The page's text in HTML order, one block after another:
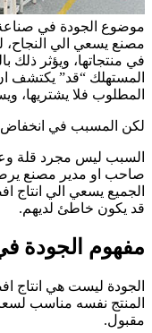
موضوع الجودة في
مصنع يسعي الي النجاح،
في منتجاتها، ويؤثر ذلك
المستهلك “قد” يكتشف
المطلوب فلا يشتريها،
لكن المسبب في انخفاض
السبب ليس مجرد قلة
صاحب او مدير مصنع
الجميع يسعي الي
قد يكون خاطئ لديهم.
مفهوم الجودة
الجودة ليست هي انتاج
المنتج نفسه مناسب
مقبول.